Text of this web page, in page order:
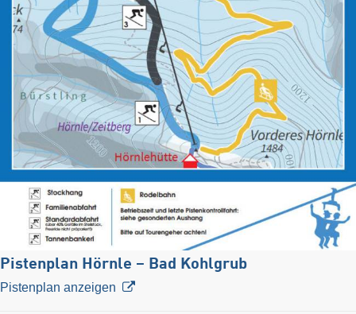
Pistenplan Hörnle – Bad Kohlgrub
Pistenplan anzeigen